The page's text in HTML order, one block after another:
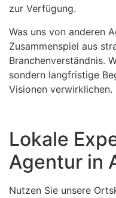
zur Verfügung.
Was uns von anderen
Zusammenspiel aus
Branchenverständnis.
sondern langfristige
Visionen verwirklichen.
Lokale
Agentur in
Nutzen Sie unsere